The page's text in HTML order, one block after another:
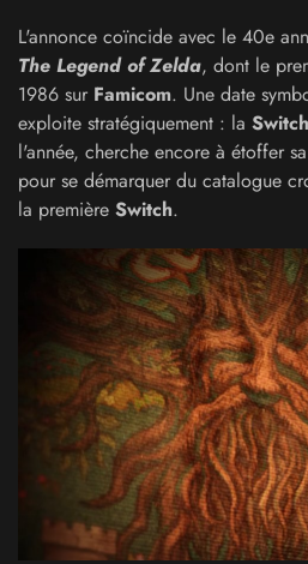
L'annonce coïncide avec le 40e
The Legend of Zelda, dont le
1986 sur Famicom. Une date
exploite stratégiquement : la
l'année, cherche encore à étoffer
pour se démarquer du catalogue
la première Switch.